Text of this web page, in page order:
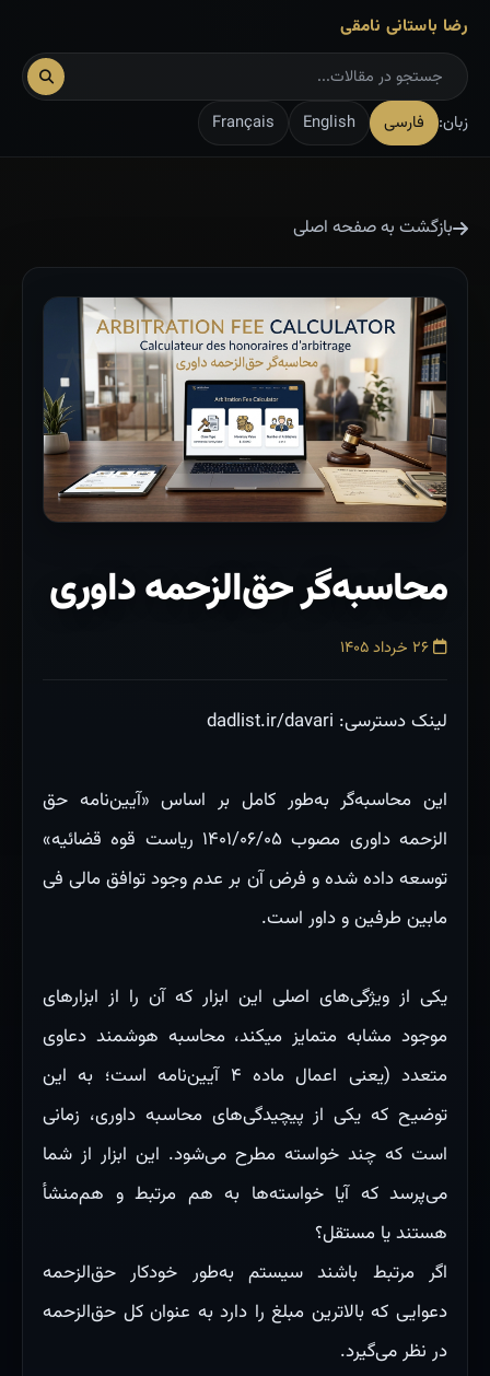
رضا باستانی نامقی
زبان: فارسی English
Français
بازگشت به صفحه اصلی
محاسبه‌گر حق‌الزحمه داوری
لینک دسترسی: dadlist.ir/davari
این محاسبه‌گر به‌طور کامل بر اساس «آیین‌نامه حق
الزحمه داوری مصوب ۱۴۰۱/۰۶/۰۵ ریاست قوه قضائیه»
توسعه داده شده و فرض آن بر عدم وجود توافق مالی فی
مابین طرفین و داور است.
یکی از ویژگی‌های اصلی این ابزار که آن را از ابزارهای
موجود مشابه متمایز میکند، محاسبه هوشمند دعاوی
متعدد (یعنی اعمال ماده ۴ آیین‌نامه است؛ به این
توضیح که یکی از پیچیدگی‌های محاسبه داوری، زمانی
است که چند خواسته مطرح می‌شود. این ابزار از شما
می‌پرسد که آیا خواسته‌ها به هم مرتبط و هم‌منشأ
هستند یا مستقل؟
اگر مرتبط باشند سیستم به‌طور خودکار حق‌الزحمه
دعوایی که بالاترین مبلغ را دارد به عنوان کل حق‌الزحمه
در نظر می‌گیرد.